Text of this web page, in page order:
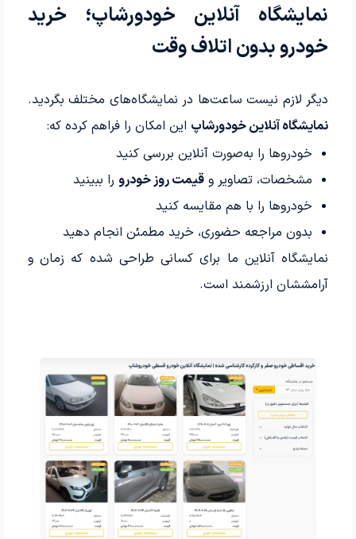
نمایشگاه آنلاین خودورشاپ؛ خرید
خودرو بدون اتلاف وقت
دیگر لازم نیست ساعت‌ها در نمایشگاه‌های مختلف بگردید.
نمایشگاه آنلاین خودورشاپ این امکان را فراهم کرده که:
خودروها را به‌صورت آنلاین بررسی کنید
مشخصات، تصاویر و قیمت روز خودرو را ببینید
خودروها را با هم مقایسه کنید
بدون مراجعه حضوری، خرید مطمئن انجام دهید
نمایشگاه آنلاین ما برای کسانی طراحی شده که زمان و
آرامششان ارزشمند است.